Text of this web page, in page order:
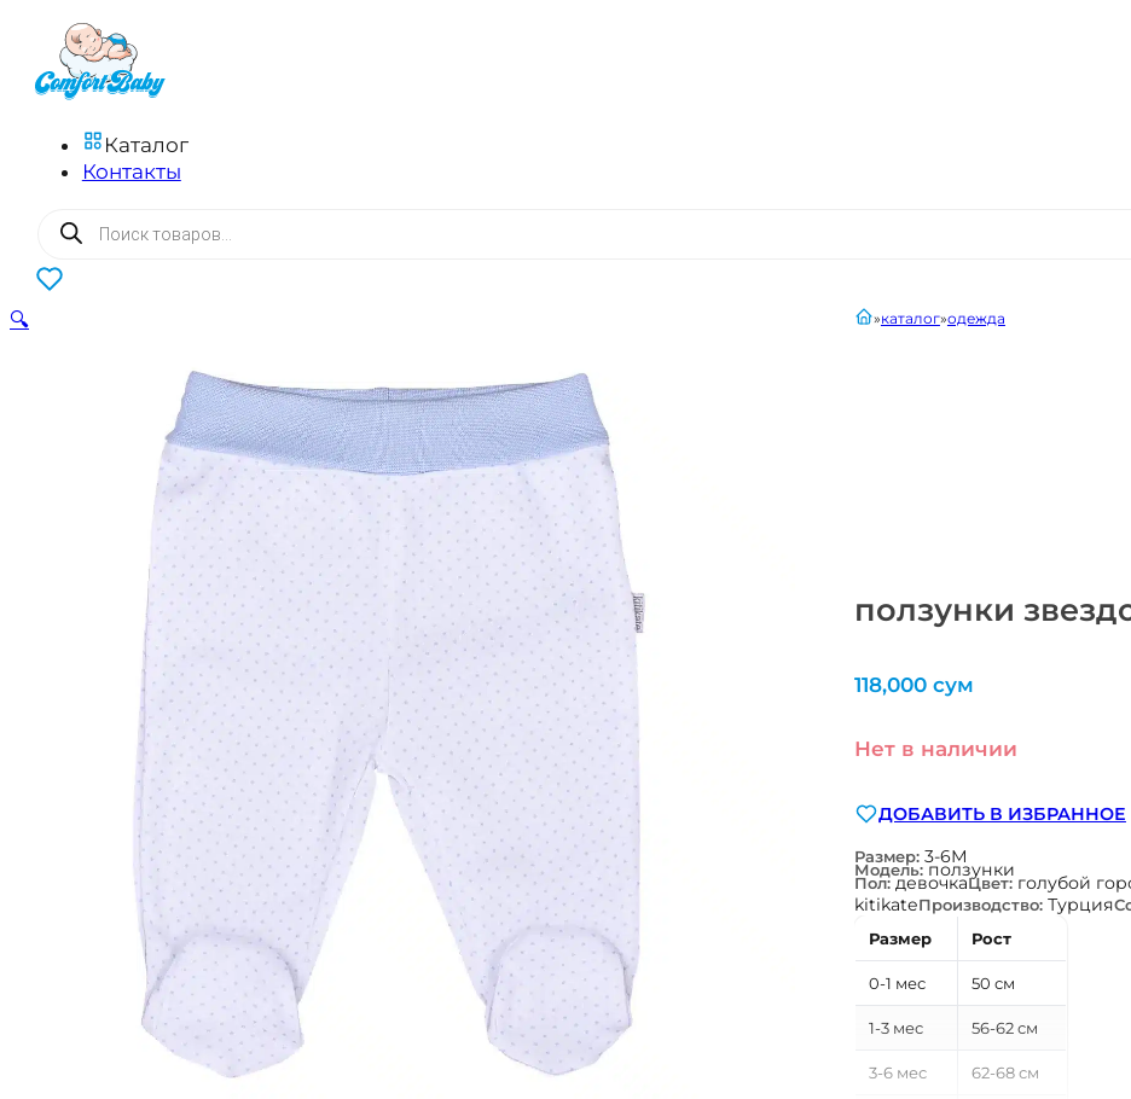
Каталог
Контакты
Поиск
товаров
0
ползунки
главнаякаталог одежда
118,000 сум
Нет в наличии
ДОБАВИТЬ В ИЗБРАННОЕ
Размер: 3-6М
Модель:ползунки
Пол:девочкаЦвет: голубой
kitikateПроизводство: Турция
Размер Рост
0-1 мес 50 см
1-3 мес 56-62 см
3-6 мес 62-68 см
🔍